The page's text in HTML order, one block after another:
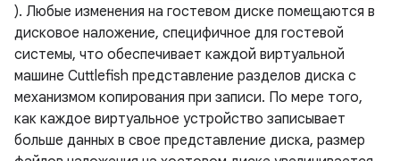
). Любые изменения на гостевом диске помещаются в
дисковое наложение, специфичное для гостевой
системы, что обеспечивает каждой виртуальной
машине Cuttlefish представление разделов диска с
механизмом копирования при записи. По мере того,
как каждое виртуальное устройство записывает
больше данных в свое представление диска, размер